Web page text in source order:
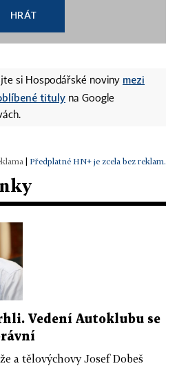
HRÁT
si Hospodářské noviny mezi
tituly na Google
Předplatné HN+ je zcela bez reklam.
Vedení Autoklubu se
a tělovýchovy Josef Dobeš